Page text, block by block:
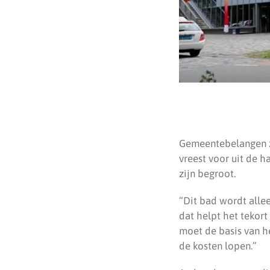
vreest voor uit de
zijn begroot.
“Dit bad wordt
dat helpt het tekort
moet de basis van
de kosten lopen.”